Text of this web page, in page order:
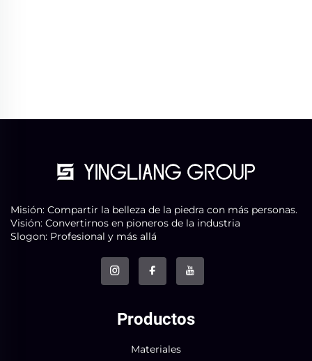
Misión: Compartir la belleza de la piedra con más personas.
Visión: Convertirnos en pioneros de la industria
Slogon: Profesional y más allá
Productos
Materiales